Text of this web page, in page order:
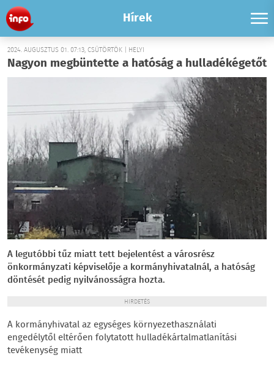
Hírek
2024. AUGUSZTUS 01. 07:13, CSÜTÖRTÖK | HELYI
Nagyon megbüntette a hatóság a hulladékégetőt
A legutóbbi tűz miatt tett bejelentést a városrész
önkormányzati képviselője a kormányhivatalnál, a hatóság
döntését pedig nyilvánosságra hozta.
HIRDETÉS
A kormányhivatal az egységes környezethasználati
engedélytől eltérően folytatott hulladékártalmatlanítási
tevékenység miatt